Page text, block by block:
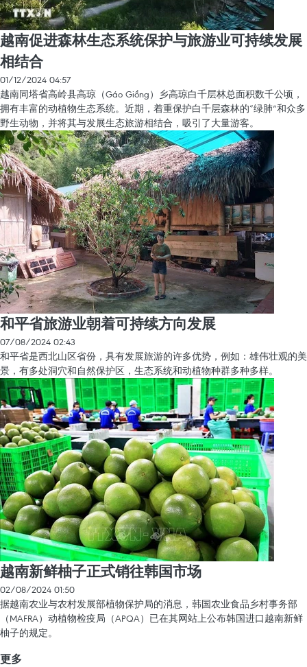
越南促进森林生态系统保护与旅游业可持续发展
相结合
01/12/2024 04:57
越南同塔省高岭县高琼（Gáo Giồng）乡高琼白千层林总面积数千公顷，
拥有丰富的动植物生态系统。近期，着重保护白千层森林的“绿肺”和众多
野生动物，并将其与发展生态旅游相结合，吸引了大量游客。
和平省旅游业朝着可持续方向发展
07/08/2024 02:43
和平省是西北山区省份，具有发展旅游的许多优势，例如：雄伟壮观的美
景，有多处洞穴和自然保护区，生态系统和动植物种群多种多样。
越南新鲜柚子正式销往韩国市场
02/08/2024 01:50
据越南农业与农村发展部植物保护局的消息，韩国农业食品乡村事务部
（MAFRA）动植物检疫局（APQA）已在其网站上公布韩国进口越南新鲜
柚子的规定。
更多